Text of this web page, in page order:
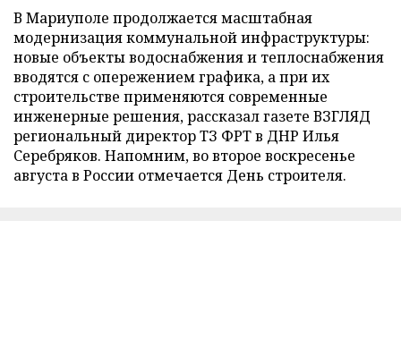
В Мариуполе продолжается масштабная
модернизация коммунальной инфраструктуры:
новые объекты водоснабжения и теплоснабжения
вводятся с опережением графика, а при их
строительстве применяются современные
инженерные решения, рассказал газете ВЗГЛЯД
региональный директор ТЗ ФРТ в ДНР Илья
Серебряков. Напомним, во второе воскресенье
августа в России отмечается День строителя.